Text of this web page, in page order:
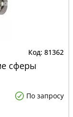
81362
сферы
По запросу